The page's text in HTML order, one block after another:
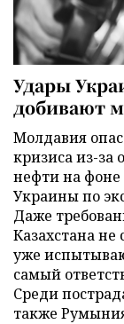
Удары
добивают
Молдавия
кризиса из-за
нефти на
Украины по
Даже
Казахстана
уже
самый
Среди
также